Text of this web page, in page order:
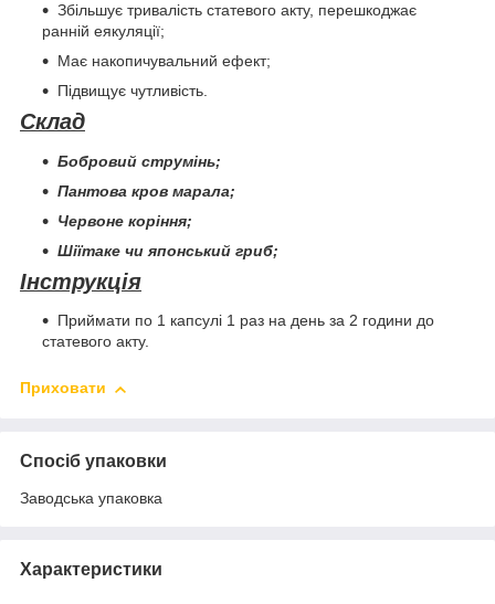
Збільшує тривалість статевого акту, перешкоджає
ранній еякуляції;
Має накопичувальний ефект;
Підвищує чутливість.
Склад
Бобровий струмінь;
Пантова кров марала;
Червоне коріння;
Шіїтаке чи японський гриб;
Інструкція
Приймати по 1 капсулі 1 раз на день за 2 години до
статевого акту.
Приховати
Спосіб упаковки
Заводська упаковка
Характеристики